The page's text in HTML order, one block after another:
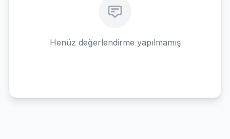
Henüz değerlendirme yapılmamış